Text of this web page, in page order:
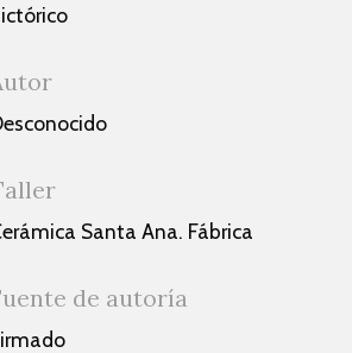
Santa Ana. Fábrica
de autoría